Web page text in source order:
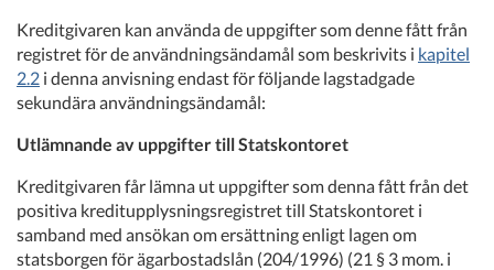
Kreditgivaren kan använda de uppgifter som denne fått från
registret för de användningsändamål som beskrivits i kapitel
2.2 i denna anvisning endast för följande lagstadgade
sekundära användningsändamål:
Utlämnande av uppgifter till Statskontoret
Kreditgivaren får lämna ut uppgifter som denna fått från det
positiva kreditupplysningsregistret till Statskontoret i
samband med ansökan om ersättning enligt lagen om
statsborgen för ägarbostadslån (204/1996) (21 § 3 mom. i